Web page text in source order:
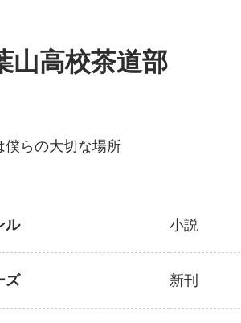
山高校茶道部
僕らの大切な場所
ル 小説
ズ 新刊